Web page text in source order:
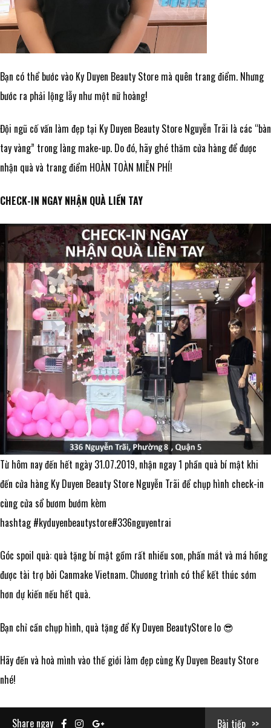
Bạn có thể bước vào Ky Duyen Beauty Store mà quên trang điểm. Nhưng
bước ra phải lộng lẫy như một nữ hoàng!
Đội ngũ cố vấn làm đẹp tại Ky Duyen Beauty Store Nguyễn Trãi là các “bàn
tay vàng” trong làng make-up. Do đó, hãy ghé thăm cửa hàng để được
nhận quà và trang điểm HOÀN TOÀN MIỄN PHÍ!
CHECK-IN NGAY NHẬN QUÀ LIỀN TAY
Từ hôm nay đến hết ngày 31.07.2019, nhận ngay 1 phần quà bí mật khi
đến cửa hàng Ky Duyen Beauty Store Nguyễn Trãi để chụp hình check-in
cùng cửa sổ bươm bướm kèm
hashtag#kyduyenbeautystore#336nguyentrai
Góc spoil quà: quà tặng bí mật gồm rất nhiều son, phấn mắt và má hồng
được tài trợ bởi Canmake Vietnam. Chương trình có thể kết thúc sớm
hơn dự kiến nếu hết quà.
Bạn chỉ cần chụp hình, quà tặng để Ky Duyen BeautyStore lo 😎
Hãy đến và hoà mình vào thế giới làm đẹp cùng Ky Duyen Beauty Store
nhé!
Share ngay Bài tiếp